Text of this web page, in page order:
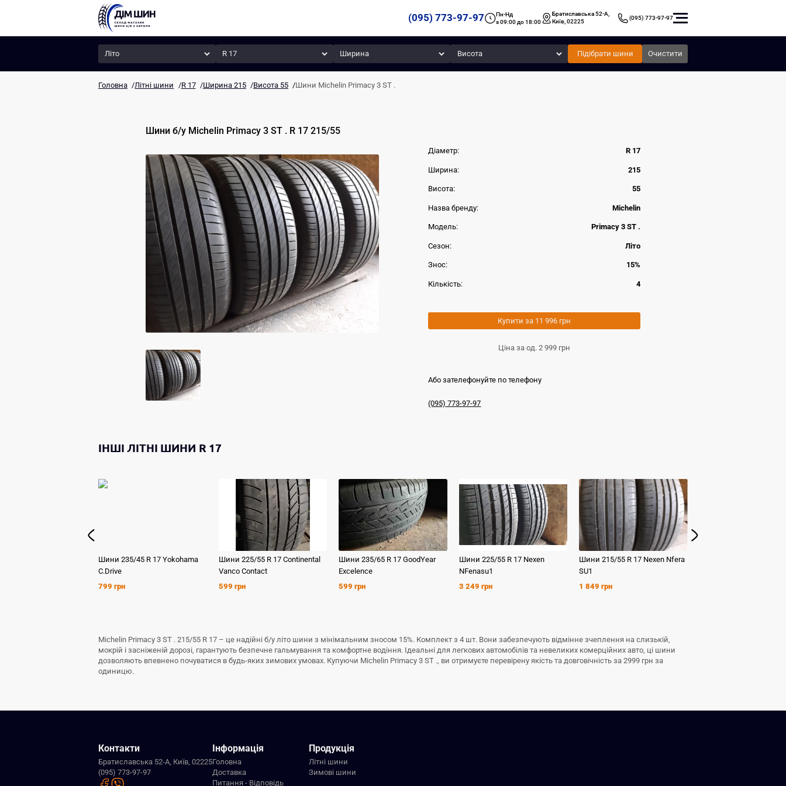
(095) 773-97-97
Пн-Нд
з 09:00 до 18:00
Братиславська 52-А,
Київ, 02225
(095) 773-97-97
Сезон Радіус Ширина Висота
Підібрати шини Очистити
Головна /Літні шини /R 17 /Ширина 215 /Висота 55 /Шини Michelin Primacy 3 ST .
Шини б/у Michelin Primacy 3 ST . R 17 215/55
Діаметр: R 17
Ширина: 215
Висота: 55
Назва бренду: Michelin
Модель: Primacy 3 ST .
Сезон: Літо
Знос: 15%
Кількість: 4
Купити за 11 996 грн
Ціна за од.2 999 грн
Або зателефонуйте по телефону
(095) 773-97-97
ІНШІЛІТНІ ШИНИ R 17
Шини 235/45 R 17 Yokohama
C.Drive
799 грн
Шини 225/55 R 17 Continental
Vanco Contact
599 грн
Шини235/65 R 17 GoodYear
Excelence
599 грн
Шини 225/55 R 17 Nexen
NFenasu1
3 249 грн
Шини215/55 R 17 Nexen Nfera
SU1
1 849 грн
Michelin Primacy 3 ST . 215/55 R 17 – це надійні б/у літо шини з мінімальним зносом 15%. Комплект з 4 шт. Вони забезпечують відмінне зчеплення на слизькій,
мокрій і засніженій дорозі, гарантують безпечне гальмування та комфортне водіння. Ідеальні для легкових автомобілів та невеликих комерційних авто, ці шини
дозволяють впевнено почуватися в будь-яких зимових умовах. Купуючи Michelin Primacy 3 ST ., ви отримуєте перевірену якість та довговічність за 2999 грн за
одиницю.
Контакти
Братиславська 52-А, Київ, 02225
(095) 773-97-97
Інформація
Головна
Доставка
Питання - Відповідь
Продукція
Літні шини
Зимові шини